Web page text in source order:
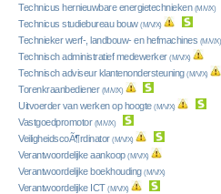
Technicus hernieuwbare energietechnieken (M/V/X)
Technicus studiebureau bouw (M/V/X)
Technieker werf-, landbouw- en hefmachines (M/V/X)
Technisch administratief medewerker (M/V/X)
Technisch adviseur klantenondersteuning (M/V/X)
Torenkraanbediener (M/V/X)
Uitvoerder van werken op hoogte (M/V/X)
Vastgoedpromotor (M/V/X)
VeiligheidscoÃ¶rdinator (M/V/X)
Verantwoordelijke aankoop (M/V/X)
Verantwoordelijke boekhouding (M/V/X)
Verantwoordelijke ICT (M/V/X)